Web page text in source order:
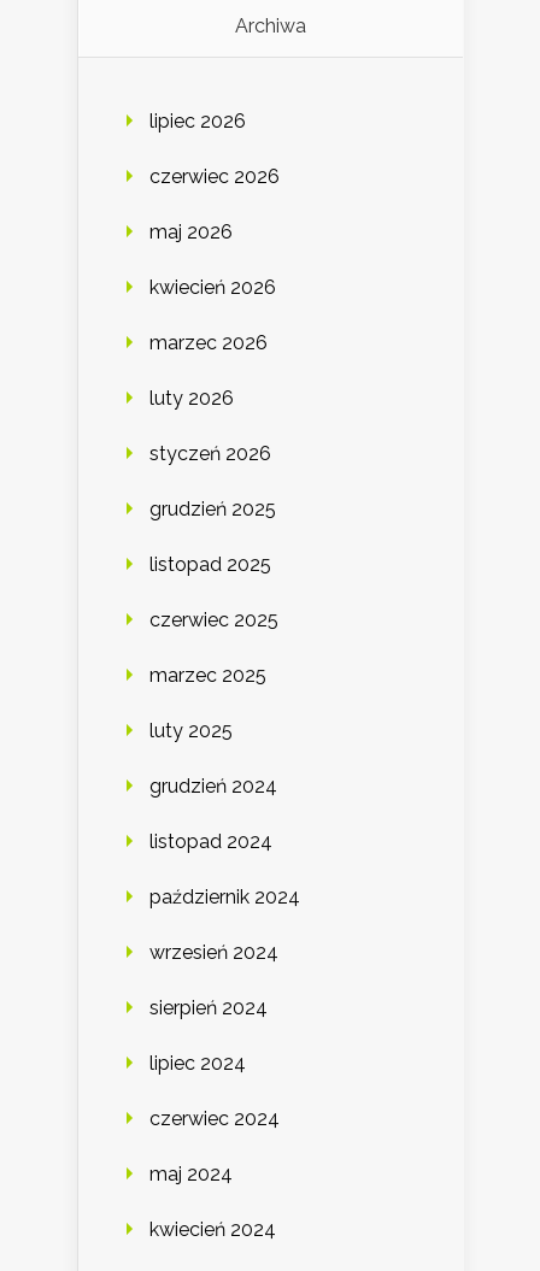
Archiwa
lipiec 2026
czerwiec 2026
maj 2026
kwiecień 2026
marzec 2026
luty 2026
styczeń 2026
grudzień 2025
listopad 2025
czerwiec 2025
marzec 2025
luty 2025
grudzień 2024
listopad 2024
październik 2024
wrzesień 2024
sierpień 2024
lipiec 2024
czerwiec 2024
maj 2024
kwiecień 2024